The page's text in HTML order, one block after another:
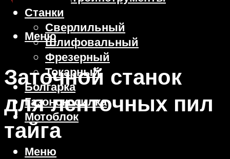
Станки
Сверлильный
Шлифовальный
Фрезерный
Токарный
Болгарка
Газонокосилка
Мотоблок
Меню
Меню
Заточной станок
для ленточных пил
тайга